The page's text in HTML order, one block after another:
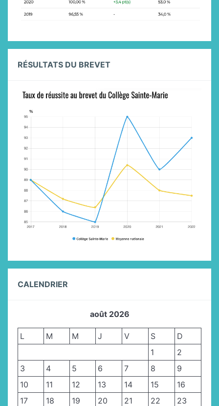
RÉSULTATS DU BREVET
CALENDRIER
août 2026
L M M J V S
D
1
2
3
4 5 6 7 8
9
10
11 12 13 14 15
16
17
18 19 20 21 22
23